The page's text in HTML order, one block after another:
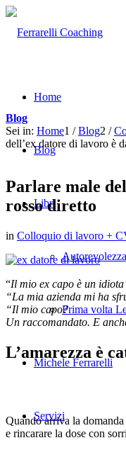
Home
Blog
Libri
Autorevolezza
Prima volta
Michele Ferrarelli
Servizi
Blog
Sei in: Home1 / Blog2 /
dell’ex datore di lavoro è
Parlare male
rosso diretto
in Colloquio di lavoro +
“Il mio ex capo è un
“La mia azienda mi ha
“Il mio capo?
Un raccomandato. E
L’amarezza è
Quando arriva la
e rincarare la dose con